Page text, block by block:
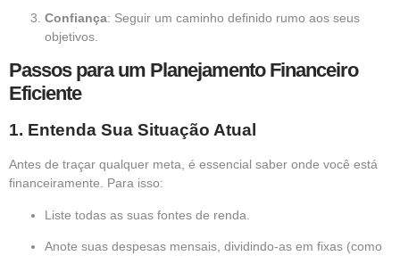
Confiança: Seguir um caminho definido rumo aos seus
objetivos.
Passos para um Planejamento Financeiro
Eficiente
1. Entenda Sua Situação Atual
Antes de traçar qualquer meta, é essencial saber onde você está
financeiramente. Para isso:
Liste todas as suas fontes de renda.
Anote suas despesas mensais, dividindo-as em fixas (como